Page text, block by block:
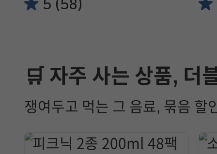
5 (58)
🛒 자주 사는 상품, 더
쟁여두고 먹는 그 음료, 묶음 할